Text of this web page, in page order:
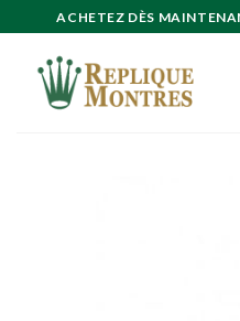
to
content
ACHETEZ DÈS